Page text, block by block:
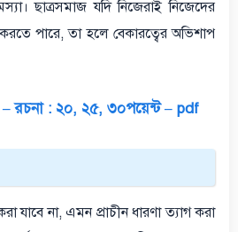
ছাত্রসমাজ যদি নিজেরাই নিজেদের
করতে পারে, তা হলে বেকারত্বের অভিশাপ
রচনা : ২০, ২৫, ৩০পয়েন্ট – pdf
যাবে না, এমন প্রাচীন ধারণা ত্যাগ করা